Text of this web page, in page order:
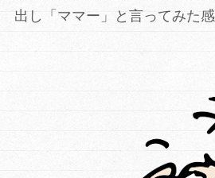
出し「ママー」と言ってみた感